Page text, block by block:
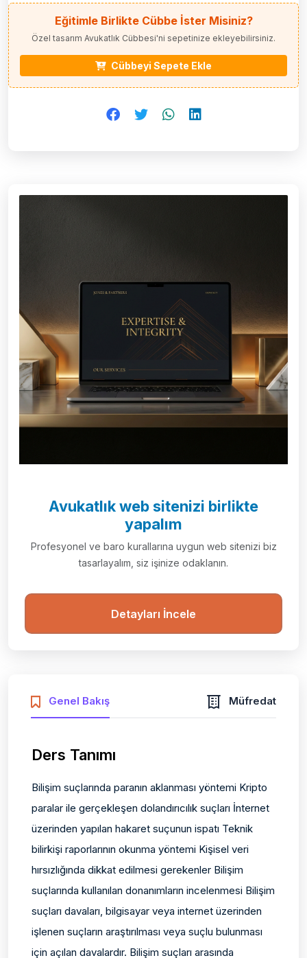
Genel Bakış Müfredat
Ders Tanımı
Bilişim suçlarında paranın aklanması yöntemi Kripto
paralar ile gerçekleşen dolandırıcılık suçları İnternet
üzerinden yapılan hakaret suçunun ispatı Teknik
bilirkişi raporlarının okunma yöntemi Kişisel veri
hırsızlığında dikkat edilmesi gerekenler Bilişim
suçlarında kullanılan donanımların incelenmesi Bilişim
suçları davaları, bilgisayar veya internet üzerinden
işlenen suçların araştırılması veya suçlu bulunması
için açılan davalardır. Bilişim suçları arasında
Eğitimle Birlikte Cübbe İster Misiniz?
Özel tasarım Avukatlık Cübbesi'ni sepetinize ekleyebilirsiniz.
Cübbeyi Sepete Ekle
Avukatlık web sitenizi birlikte
yapalım
Profesyonel ve baro kurallarına uygun web sitenizi biz
tasarlayalım, siz işinize odaklanın.
Detayları İncele